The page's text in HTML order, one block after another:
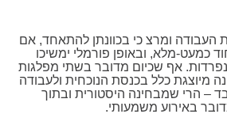
העבודה ומרצ כי בכוונתן להתאחד, אם
כמעט-מלא, ובאופן פורמלי ימשיכו
אף שכיום מדובר בשתי מפלגות
מיוצגת כלל בכנסת הנוכחית ולעבודה
– הרי שמבחינה היסטורית ובתוך
באירוע משמעותי.